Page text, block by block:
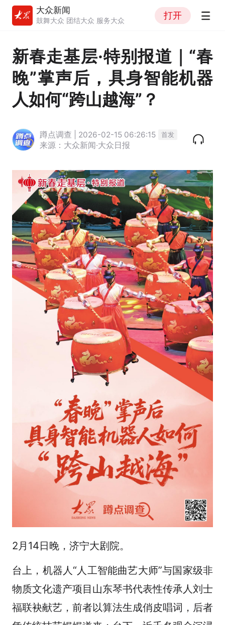
大众新闻
鼓舞大众 团结大众 服务大众
打开
新春走基层·特别报道｜“春
晚”掌声后，具身智能机器
人如何“跨山越海”？
蹲点调查 | 2026-02-15 06:26:15 首发
来源：大众新闻·大众日报
2月14日晚，济宁大剧院。
台上，机器人“人工智能曲艺大师”与国家级非
物质文化遗产项目山东琴书代表性传承人刘士
福联袂献艺，前者以算法生成俏皮唱词，后者